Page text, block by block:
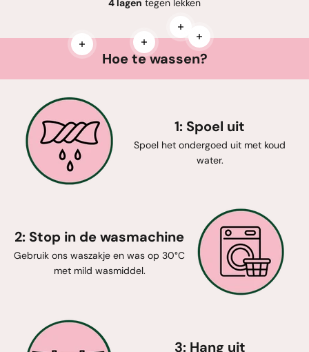
4 lagen tegen lekken
Meer informatie
Meer informatie
Meer informatie
Meer informatie
Hoe te wassen?
1: Spoel uit
Spoel het ondergoed uit met koud
water.
2: Stop in de wasmachine
Gebruik ons waszakje en was op 30°C
met mild wasmiddel.
3: Hang uit